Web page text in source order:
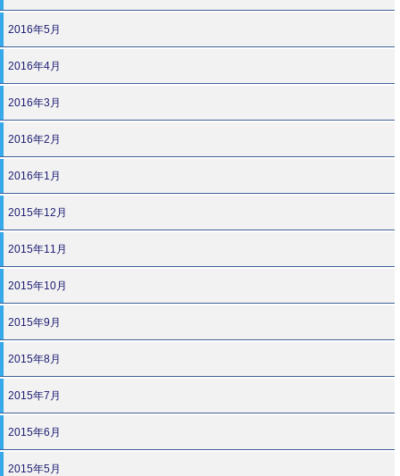
2016年5月
2016年4月
2016年3月
2016年2月
2016年1月
2015年12月
2015年11月
2015年10月
2015年9月
2015年8月
2015年7月
2015年6月
2015年5月